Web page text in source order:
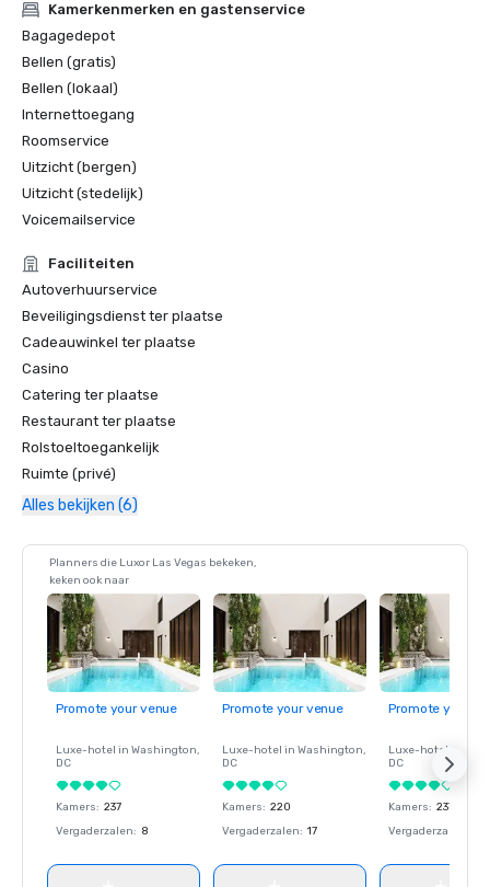
Kamerkenmerken en gastenservice
Bagagedepot
Bellen (gratis)
Bellen (lokaal)
Internettoegang
Roomservice
Uitzicht (bergen)
Uitzicht (stedelijk)
Voicemailservice
Faciliteiten
Autoverhuurservice
Beveiligingsdienst ter plaatse
Cadeauwinkel ter plaatse
Casino
Catering ter plaatse
Restaurant ter plaatse
Rolstoeltoegankelijk
Ruimte (privé)
Alles bekijken (6)
Planners die Luxor Las Vegas bekeken,
keken ook naar
Promote your venue
Luxe-hotel in Washington,
DC
Kamers: 237
Vergaderzalen: 8
Promote your venue
Luxe-hotel in Washington,
DC
Kamers: 220
Vergaderzalen: 17
Promote your
Luxe-hotel in
DC
Kamers: 237
Vergaderzalen